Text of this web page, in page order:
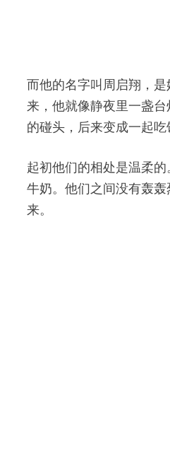
而他的名字叫周启翔，
来，他就像静夜里一盏
的碰头，后来变成一起
起初他们的相处是温柔
牛奶。他们之间没有轰
来。